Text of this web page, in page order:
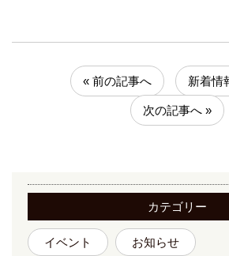
« 前の記事へ 新着情
次の記事へ »
カテゴリー
イベント お知らせ